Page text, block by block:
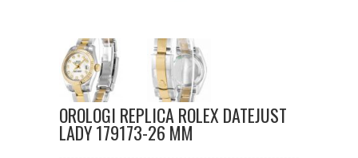
OROLOGI REPLICA ROLEX DATEJUST
LADY 179173-26 MM